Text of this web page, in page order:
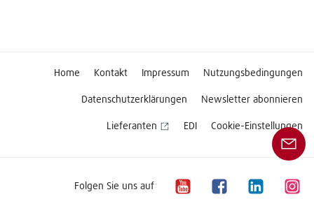
Home Kontakt Impressum Nutzungsbedingungen
Datenschutzerklärungen Newsletter abonnieren
Lieferanten EDI Cookie-Einstellungen
Folgen Sie uns auf